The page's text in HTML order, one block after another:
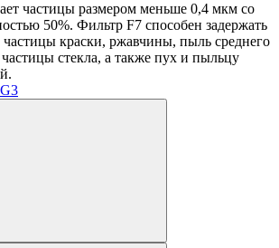
частицы размером меньше 0,4 мкм со
50%. Фильтр F7 способен задержать
частицы краски, ржавчины, пыль среднего
стекла, а также пух и пыльцу